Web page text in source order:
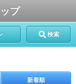
プ
検索
新着順